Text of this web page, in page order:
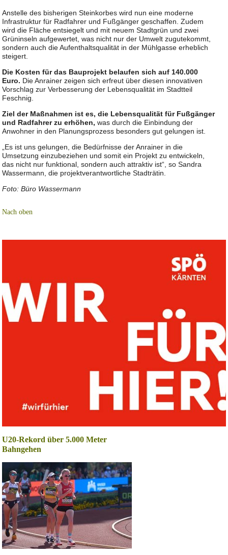
Anstelle des bisherigen Steinkorbes wird nun eine moderne
Infrastruktur für Radfahrer und Fußgänger geschaffen. Zudem
wird die Fläche entsiegelt und mit neuem Stadtgrün und zwei
Grüninseln aufgewertet, was nicht nur der Umwelt zugutekommt,
sondern auch die Aufenthaltsqualität in der Mühlgasse erheblich
steigert.
Die Kosten für das Bauprojekt belaufen sich auf 140.000
Euro. Die Anrainer zeigen sich erfreut über diesen innovativen
Vorschlag zur Verbesserung der Lebensqualität im Stadtteil
Feschnig.
Ziel der Maßnahmen ist es, die Lebensqualität für Fußgänger
und Radfahrer zu erhöhen,was durch die Einbindung der
Anwohner in den Planungsprozess besonders gut gelungen ist.
„Es ist uns gelungen, die Bedürfnisse der Anrainer in die
Umsetzung einzubeziehen und somit ein Projekt zu entwickeln,
das nicht nur funktional, sondern auch attraktiv ist“, so Sandra
Wassermann, die projektverantwortliche Stadträtin.
Foto: Büro Wassermann
Nach oben
U20-Rekord über 5.000 Meter
Bahngehen